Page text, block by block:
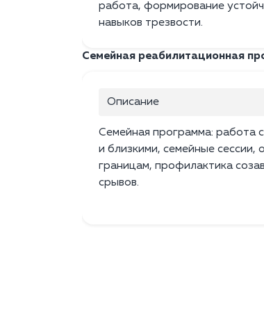
работа, формирование
навыков трезвости.
Семейная реабилитационная
Описание
Семейная программа: работа
и близкими, семейные сессии,
границам, профилактика
срывов.